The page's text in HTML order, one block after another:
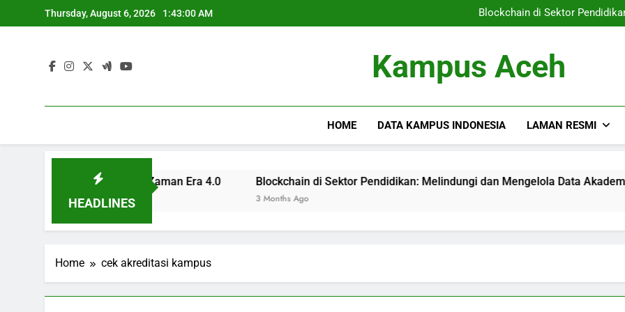
to
Thursday, August 6, 2026 1:43:00 AM
Blockchain di Sektor
Mengetahui Akreditasi
Blockchain di Sektor
Mengetahui Akreditasi
Kampus Aceh
HOME DATA KAMPUS INDONESIA LAMAN RESMI
HEADLINES
Profesional untuk Zaman Era 4.0 Blockchain di Sektor Pendidikan: Melindungi dan Mengelola Data Akademik
3 Months Ago
Home cek akreditasi kampus